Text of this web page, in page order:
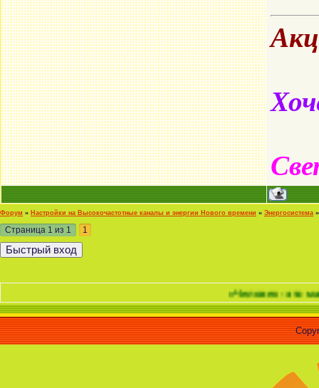
Форум » Настройки на Высокочастотные каналы и энергии Нового времени » Энергосистема »
Страница 1 из 1 1
«Человек - это